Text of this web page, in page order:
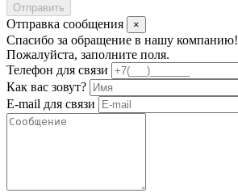
Отправить
Отправка сообщения ×
Спасибо за обращение в нашу компанию!
Пожалуйста, заполните поля.
Телефон для связи
Как вас зовут?
E-mail для связи